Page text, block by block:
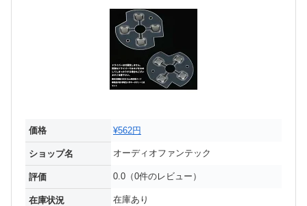
価格 ¥562円
ショップ名 オーディオファンテック
評価 0.0（0件のレビュー）
在庫状況 在庫あり